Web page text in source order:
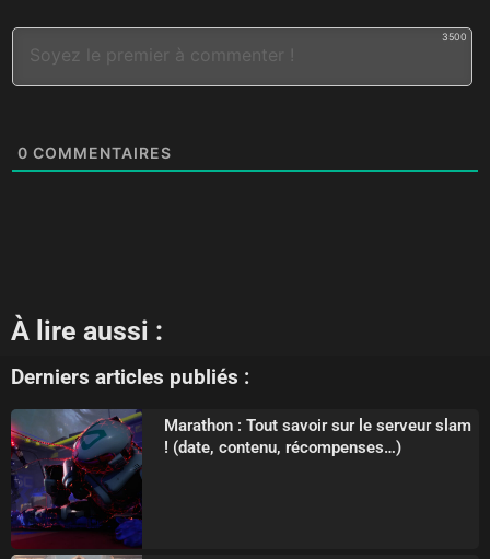
3500
0 COMMENTAIRES
À lire aussi :
Derniers articles publiés :
Marathon : Tout savoir sur le serveur slam
! (date, contenu, récompenses…)